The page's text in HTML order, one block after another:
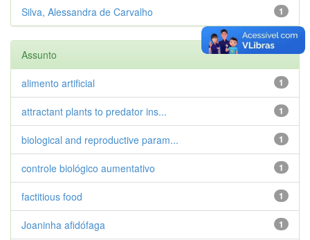
1
Silva, Alessandra de Carvalho
Assunto
1
alimento artificial
1
attractant plants to predator ins...
1
biological and reproductive param...
1
controle biológico aumentativo
1
factitious food
1
Joaninha afidófaga